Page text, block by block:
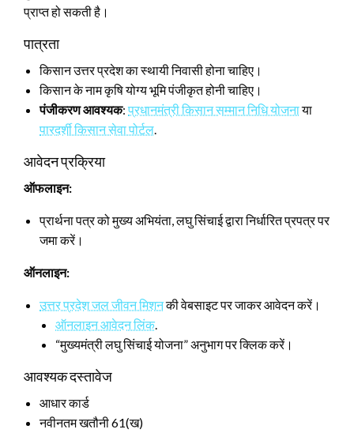
प्राप्त हो सकती है।
पात्रता
किसान उत्तर प्रदेश का स्थायी निवासी होना चाहिए।
किसान के नाम कृषि योग्य भूमि पंजीकृत होनी चाहिए।
पंजीकरण आवश्यक: प्रधानमंत्री किसान सम्मान निधि योजनाया
पारदर्शी किसान सेवा पोर्टल.
आवेदन प्रक्रिया
ऑफलाइन:
प्रार्थना पत्र को मुख्य अभियंता, लघु सिंचाई द्वारा निर्धारित प्रपत्र पर
जमा करें।
ऑनलाइन:
उत्तर प्रदेश जल जीवन मिशनकी वेबसाइट पर जाकर आवेदन करें।
ऑनलाइन आवेदन लिंक.
“मुख्यमंत्री लघु सिंचाई योजना” अनुभाग पर क्लिक करें।
आवश्यक दस्तावेज
आधार कार्ड
नवीनतम खतौनी 61(ख)